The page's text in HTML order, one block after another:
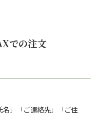
での注文
名」「ご連絡先」「ご住